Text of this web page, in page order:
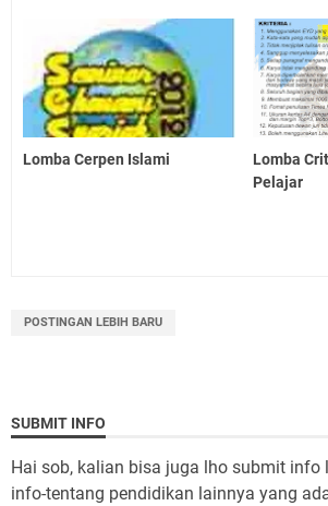
Lomba Cerpen Islami
Lomba
Pelajar
POSTINGAN LEBIH BARU
SUBMIT INFO
Hai sob, kalian bisa juga lho submit info
info-tentang pendidikan lainnya yang